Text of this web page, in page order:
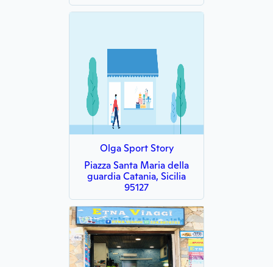
Olga Sport Story
Piazza Santa Maria della
guardia Catania, Sicilia
95127